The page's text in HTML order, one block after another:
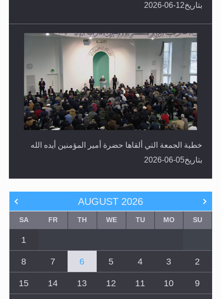
بتاريخ12-06-2026
خطبة الجمعة التي ألقاها حضرة أمير المؤمنين أيده الله
بتاريخ05-06-2026
AUGUST 2026
SU
MO
TU
WE
TH
FR
SA
1
2
3
4
5
6
7
8
9
10
11
12
13
14
15